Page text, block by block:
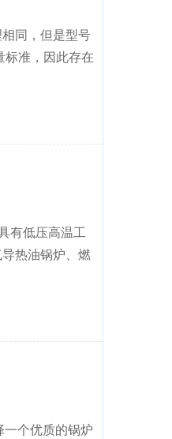
同，但是型号
准，因此存在
有低压高温工
热油锅炉、燃
个优质的锅炉